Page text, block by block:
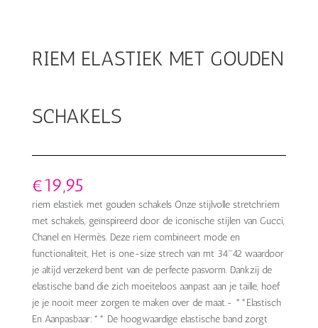
RIEM ELASTIEK MET GOUDEN
SCHAKELS
€19,95
riem elastiek met gouden schakels Onze stijlvolle stretchriem
met schakels, geïnspireerd door de iconische stijlen van Gucci,
Chanel en Hermès. Deze riem combineert mode en
functionaliteit, Het is one-size strech van mt 34™42 waardoor
je altijd verzekerd bent van de perfecte pasvorm. Dankzij de
elastische band die zich moeiteloos aanpast aan je taille, hoef
je je nooit meer zorgen te maken over de maat.- **Elastisch
En Aanpasbaar:** De hoogwaardige elastische band zorgt